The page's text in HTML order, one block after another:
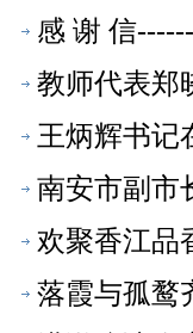
态】
感 谢 信
教师代表郑
王炳辉书记
南安市副市
欢聚香江品
落霞与孤鹜